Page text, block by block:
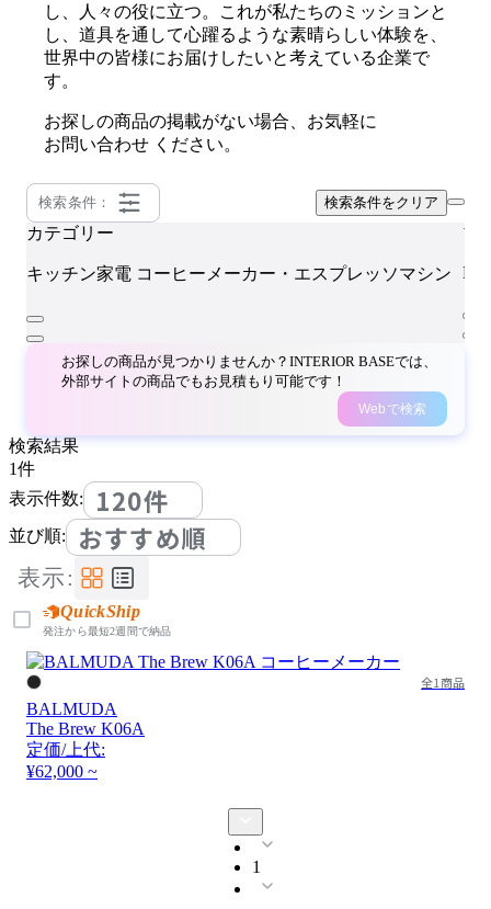
し、人々の役に立つ。これが私たちのミッションと
し、道具を通して心躍るような素晴らしい体験を、
世界中の皆様にお届けしたいと考えている企業で
す。
お探しの商品の掲載がない場合、お気軽に
お問い合わせ ください。
検索条件： 検索条件をクリア
カテゴリー
キッチン家電 コーヒーメーカー・エスプレッソマシン
ブ
お探しの商品が見つかりませんか？INTERIOR BASEでは、
外部サイトの商品でもお見積もり可能です！
Webで検索
検索結果
1件
表示件数:
120件
並び順: おすすめ順
表示:
QuickShip
発注から最短2週間で納品
全1商品
BALMUDA
The Brew K06A
定価/上代:
¥62,000 ~
1